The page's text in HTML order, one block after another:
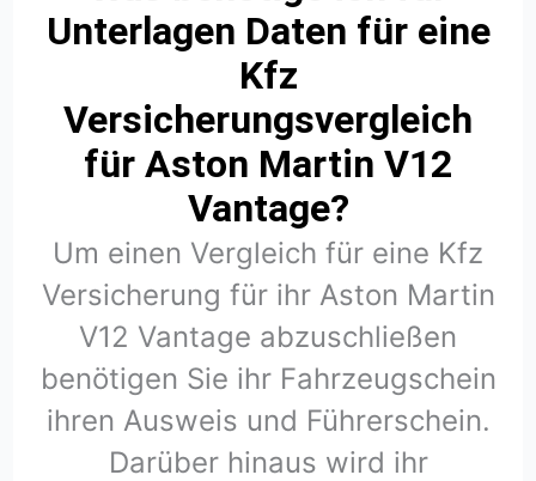
Unterlagen Daten für eine
Kfz
Versicherungsvergleich
für Aston Martin V12
Vantage?
Um einen Vergleich für eine Kfz
Versicherung für ihr Aston Martin
V12 Vantage abzuschließen
benötigen Sie ihr Fahrzeugschein
ihren Ausweis und Führerschein.
Darüber hinaus wird ihr